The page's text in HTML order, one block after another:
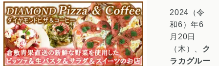
2024（令
和6）年6
月20日
（木）、 ク
ラカグルー